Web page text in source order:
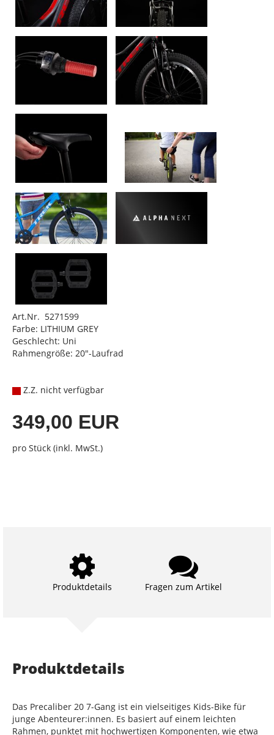
Art.Nr. 5271599
Farbe: LITHIUM GREY
Geschlecht: Uni
Rahmengröße: 20"-Laufrad
Z.Z. nicht verfügbar
349,00 EUR
pro Stück (inkl. MwSt.)
Produktdetails Fragen zum Artikel
Produktdetails
Das Precaliber 20 7-Gang ist ein vielseitiges Kids-Bike für
junge Abenteurer:innen. Es basiert auf einem leichten
Rahmen, punktet mit hochwertigen Komponenten, wie etwa